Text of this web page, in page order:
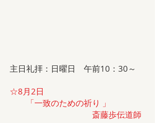
主日礼拝：日曜日 午前10：30～
☆8月2日
「一致のための祈り 」
斎藤歩伝道師